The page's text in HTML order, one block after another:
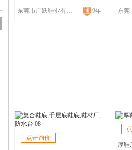
东莞市广跃鞋业有限公司 9年
点击询价
厚鞋